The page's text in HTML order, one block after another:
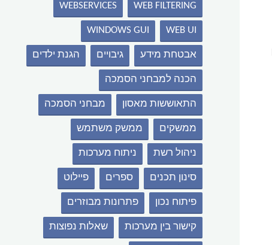
WEB FILTERING
WEBSERVICES
WEB UI
WINDOWS GUI
אבטחת מידע גיבויים הגנת ילדים
הכנה למבחני הסמכה
התאוששות מאסון מבחני הסמכה
ממשקים ממשק משתמש
ניהול רשת ניתוח מערכות
סינון תכנים ספרים פיילוט
פיתוח נכון פתרונות מבוזרים
קישור בין מערכות שאלות נפוצות